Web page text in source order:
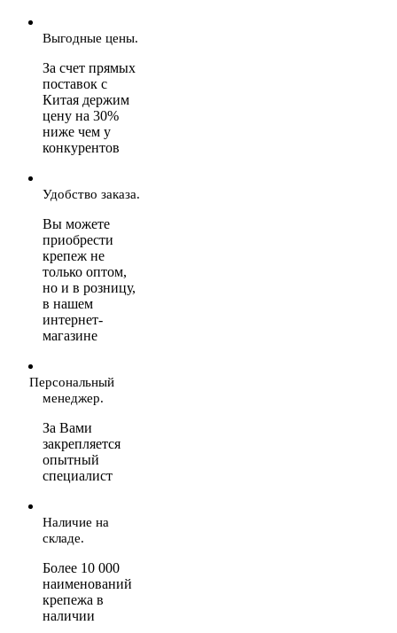
Выгодные цены.
За счет прямых
поставок с
Китая держим
цену на 30%
ниже чем у
конкурентов
Удобство заказа.
Вы можете
приобрести
крепеж не
только оптом,
но и в розницу,
в нашем
интернет-
магазине
Персональный
менеджер.
За Вами
закрепляется
опытный
специалист
Наличие на
складе.
Более 10 000
наименований
крепежа в
наличии